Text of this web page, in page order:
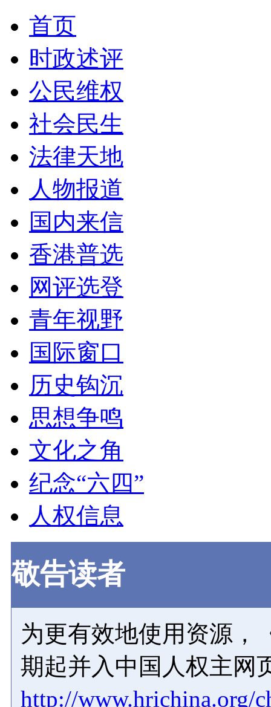
首页
时政述评
公民维权
社会民生
法律天地
人物报道
国内来信
香港普选
网评选登
青年视野
国际窗口
历史钩沉
思想争鸣
文化之角
纪念“六四”
人权信息
敬告读者
为更有效地使用资源，
期起并入中国人权主网
http://www.hrichina.org/